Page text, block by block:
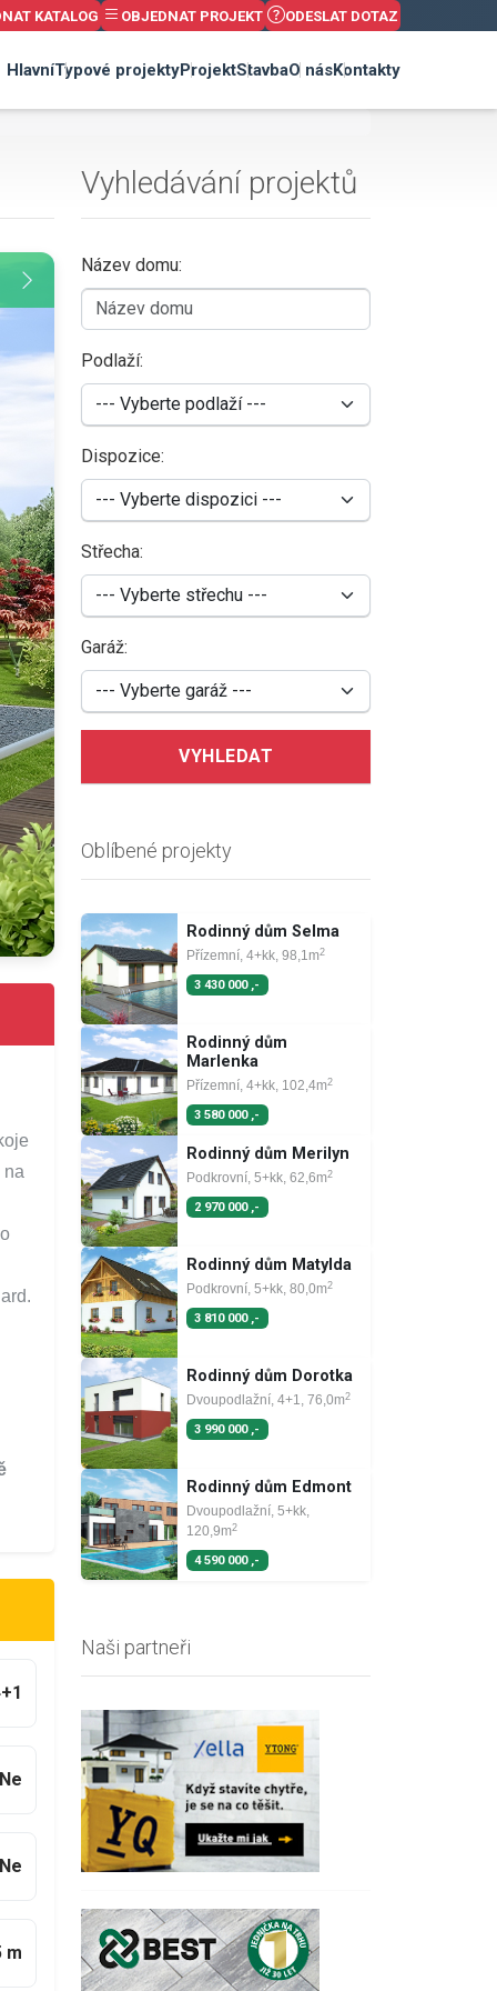
KATALOG OBJEDNAT PROJEKT ODESLAT DOTAZ
HlavníTypové projektyProjektStavbaO násKontakty
na
m
Vyhledávání projektů
Název domu:
Podlaží:
Dispozice:
Střecha:
Garáž:
VYHLEDAT
Oblíbené projekty
Rodinný dům Selma
Přízemní, 4+kk, 98,1m2
3 430 000 ,-
Rodinný dům
Marlenka
Přízemní, 4+kk, 102,4m2
3 580 000 ,-
Rodinný dům Merilyn
Podkrovní, 5+kk, 62,6m2
2 970 000 ,-
Rodinný dům Matylda
Podkrovní, 5+kk, 80,0m2
3 810 000 ,-
Rodinný dům Dorotka
Dvoupodlažní, 4+1, 76,0m2
3 990 000 ,-
Rodinný dům Edmont
Dvoupodlažní, 5+kk,
120,9m2
4 590 000 ,-
Naši partneři